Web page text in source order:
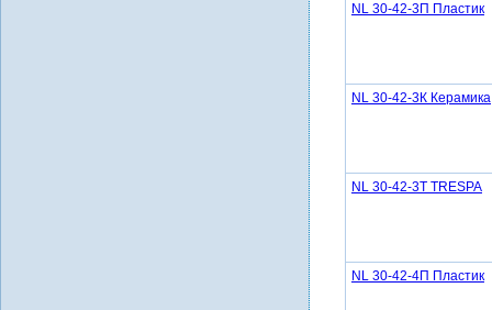
NL 30-42-3П Пластик
NL 30-42-3К Керамика
NL 30-42-3Т TRESPA
NL 30-42-4П Пластик